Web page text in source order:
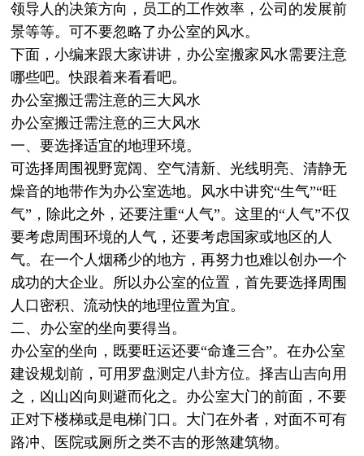
领导人的决策方向，员工的工作效率，公司的发展前
景等等。可不要忽略了办公室的风水。
下面，小编来跟大家讲讲，办公室搬家风水需要注意
哪些吧。快跟着来看看吧。
办公室搬迁需注意的三大风水
办公室搬迁需注意的三大风水
一、要选择适宜的地理环境。
可选择周围视野宽阔、空气清新、光线明亮、清静无
燥音的地带作为办公室选地。风水中讲究“生气”“旺
气”，除此之外，还要注重“人气”。这里的“人气”不仅
要考虑周围环境的人气，还要考虑国家或地区的人
气。在一个人烟稀少的地方，再努力也难以创办一个
成功的大企业。所以办公室的位置，首先要选择周围
人口密积、流动快的地理位置为宜。
二、办公室的坐向要得当。
办公室的坐向，既要旺运还要“命逢三合”。在办公室
建设规划前，可用罗盘测定八卦方位。择吉山吉向用
之，凶山凶向则避而化之。办公室大门的前面，不要
正对下楼梯或是电梯门口。大门在外者，对面不可有
路冲、医院或厕所之类不吉的形煞建筑物。